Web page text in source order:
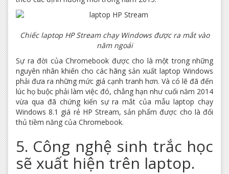
Chiếc laptop HP Stream chạy Windows được ra mắt vào
năm ngoái​
Sự ra đời của Chromebook được cho là một trong những
nguyên nhân khiến cho các hãng sản xuất laptop Windows
phải đưa ra những mức giá cạnh tranh hơn. Và có lẽ đã đến
lúc họ buộc phải làm việc đó, chẳng hạn như cuối năm 2014
vừa qua đã chứng kiến sự ra mắt của mẫu laptop chạy
Windows 8.1 giá rẻ HP Stream, sản phẩm được cho là đối
thủ tiềm năng của Chromebook.
5. Công nghệ sinh trắc học
sẽ xuất hiện trên laptop.